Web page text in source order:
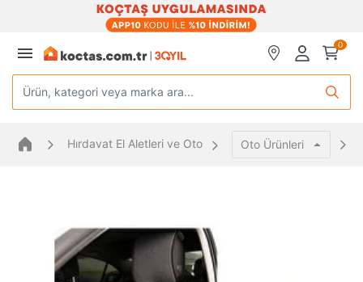
0
Ürün, kategori veya marka ara...
Hırdavat El Aletleri ve Oto Oto Ürünleri